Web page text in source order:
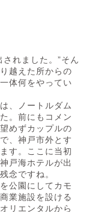
れました。”そん
越えた所からの
体何をやってい
、ノートルダム
。前にもコメン
めずカップルの
、神戸市外とす
す。ここに当初
戸海ホテルが出
念ですね。
公園にしてカモ
業施設を設ける
リエンタルから